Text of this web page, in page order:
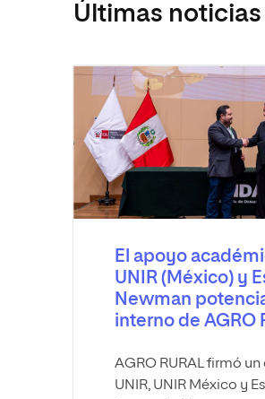
Revista
Últimas noticias
El apoyo
UNIR (México) y
Newman
interno de AGRO
AGRO RURAL firmó
UNIR, UNIR México y